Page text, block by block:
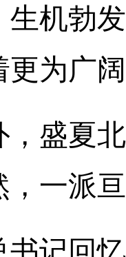
生机勃
更为广
，盛夏
，一派